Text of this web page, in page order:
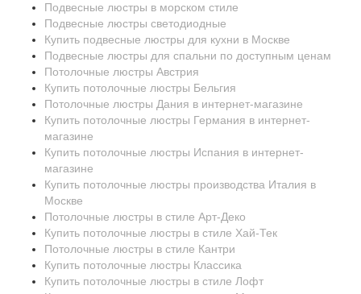
Подвесные люстры в морском стиле
Подвесные люстры светодиодные
Купить подвесные люстры для кухни в Москве
Подвесные люстры для спальни по доступным ценам
Потолочные люстры Австрия
Купить потолочные люстры Бельгия
Потолочные люстры Дания в интернет-магазине
Купить потолочные люстры Германия в интернет-
магазине
Купить потолочные люстры Испания в интернет-
магазине
Купить потолочные люстры производства Италия в
Москве
Потолочные люстры в стиле Арт-Деко
Купить потолочные люстры в стиле Хай-Тек
Потолочные люстры в стиле Кантри
Купить потолочные люстры Классика
Купить потолочные люстры в стиле Лофт